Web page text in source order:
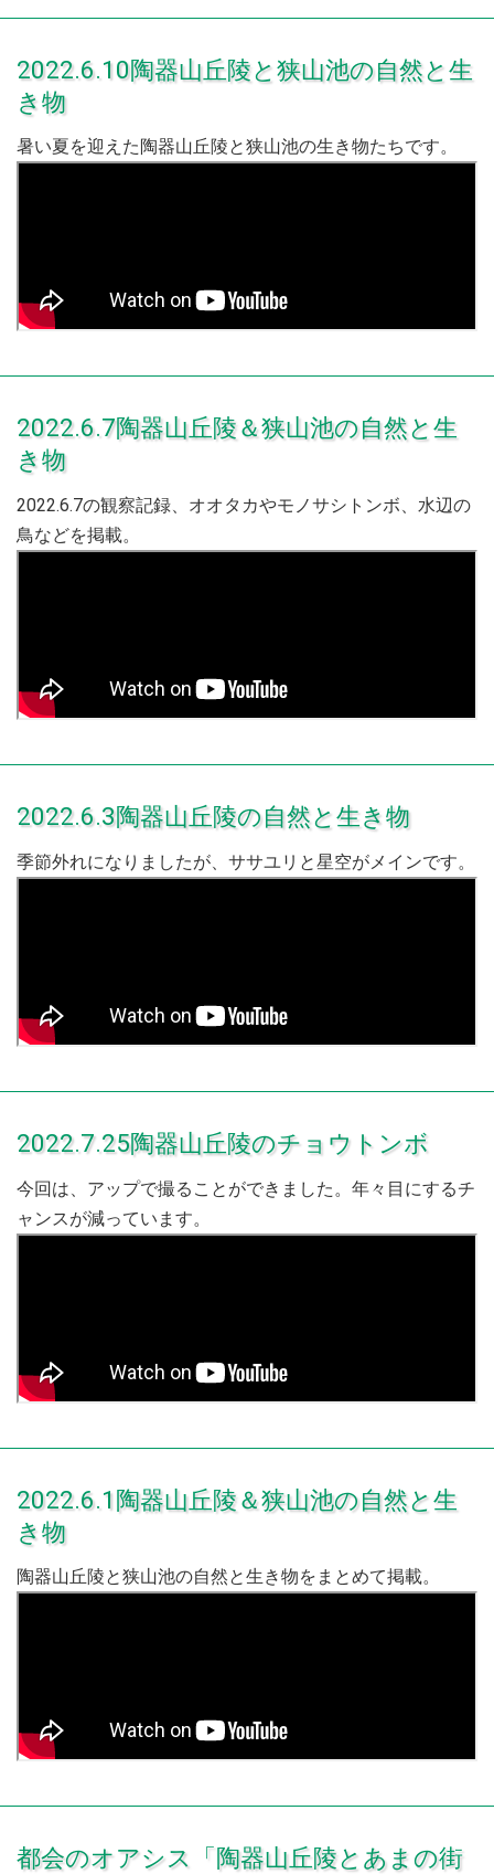
2022.6.10陶器山丘陵と狭山池の自然と生
き物
暑い夏を迎えた陶器山丘陵と狭山池の生き物たちです。
2022.6.7陶器山丘陵＆狭山池の自然と生
き物
2022.6.7の観察記録、オオタカやモノサシトンボ、水辺の
鳥などを掲載。
2022.6.3陶器山丘陵の自然と生き物
季節外れになりましたが、ササユリと星空がメインです。
2022.7.25陶器山丘陵のチョウトンボ
今回は、アップで撮ることができました。年々目にするチ
ャンスが減っています。
2022.6.1陶器山丘陵＆狭山池の自然と生
き物
陶器山丘陵と狭山池の自然と生き物をまとめて掲載。
都会のオアシス「陶器山丘陵とあまの街